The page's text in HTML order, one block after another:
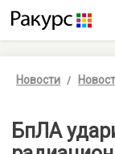
Новости
БпЛА